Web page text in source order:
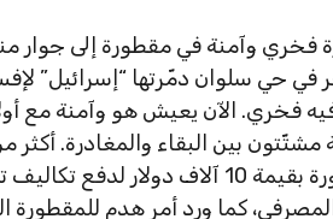
فخري وآمنة في مقطورة إلى جوار
آخر في حي سلوان دمّرتها
فخري. الآن يعيش هو وآمنة مع
مشتّتون بين البقاء والمغادرة.
فخري تسديد فاتورة بقيمة 10 آلاف
كما ورد أمر هدم للمقطورة